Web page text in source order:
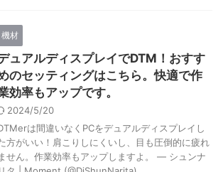
機材
ュアルディスプレイでDTM！おすす
のセッティングはこちら。快適で作
効率もアップです。
2024/5/20
は間違いなくPCをデュアルディスプレイし
方がいい！肩こりしにくいし、目も圧倒的に疲れ
せん。作業効率もアップしますよ。 — シュンナ